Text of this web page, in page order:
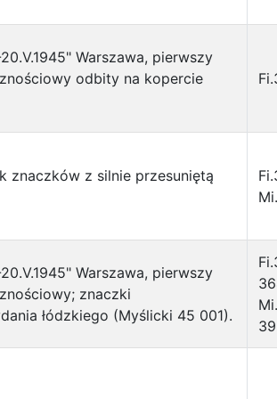
Warszawa, pierwszy
odbity na kopercie
znaczków z silnie przesuniętą
Warszawa, pierwszy
znaczki
łódzkiego (Myślicki 45 001).